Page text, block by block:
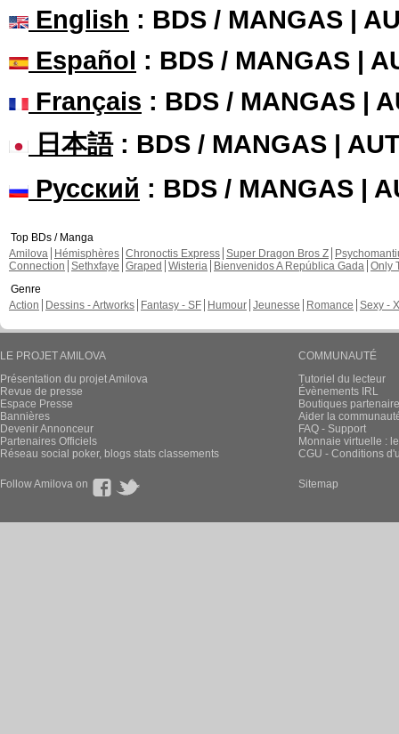
English : BDS / MANGAS |
Español : BDS / MANGAS |
Français : BDS / MANGAS |
日本語: BDS / MANGAS |
Русский : BDS / MANGAS |
Top BDs / Manga
Amilova
Hémisphères Chronoctis Express Super Dragon Bros Z
Connection Sethxfaye Graped Wisteria Bienvenidos A República Gada Only
Genre
Action
Dessins - Artworks Fantasy - SF Humour Jeunesse Romance Sexy -
LE PROJET AMILOVA
Présentation du projet Amilova
Revue de presse
Espace Presse
Bannières
Devenir Annonceur
Partenaires Officiels
Réseau social poker, blogs stats classements
COMMUNAUTÉ
Tutoriel du lecteur
Évènements IRL
Boutiques
Aider la
FAQ - Support
Monnaie virtuelle :
CGU - Conditions
Follow Amilova on Sitemap